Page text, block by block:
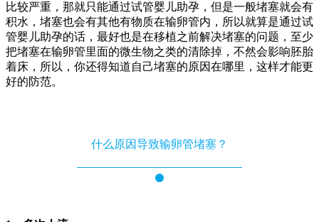
比较严重，那就只能通过试管婴儿助孕，但是一般堵塞就会有
积水，堵塞也会有其他有物质在输卵管内，所以就算是通过试
管婴儿助孕的话，最好也是在移植之前解决堵塞的问题，至少
把堵塞在输卵管里面的微生物之类的清除掉，不然会影响胚胎
着床，所以，你还得知道自己堵塞的原因在哪里，这样才能更
好的防范。
什么原因导致输卵管堵塞？